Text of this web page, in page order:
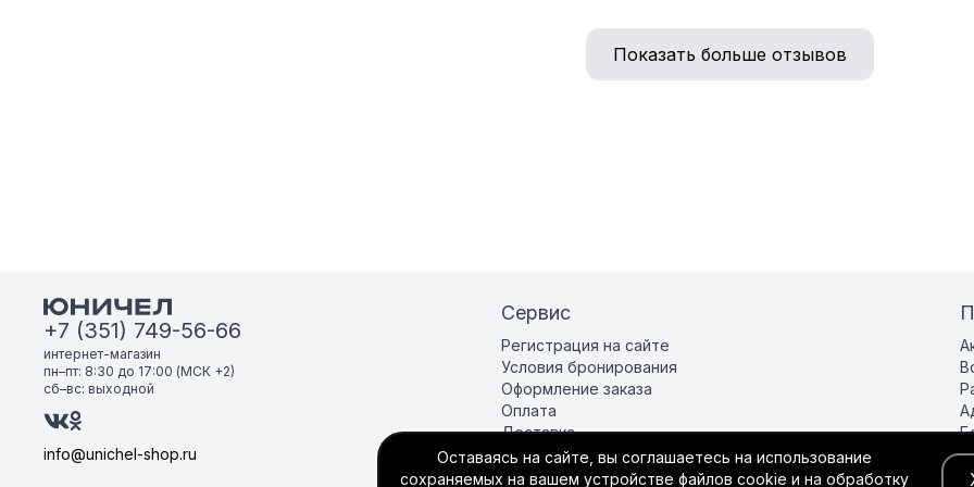
Показать больше отзывов
+7 (351) 749-56-66
интернет-магазин
пн–пт: 8:30 до 17:00 (МСК +2)
сб–вс: выходной
info@unichel-shop.ru
Сервис
Регистрация на сайте
Условия бронирования
Оформление заказа
Оплата
Доставка
Подарочная карта
Гарантия и возврат
Оставаясь на сайте, вы соглашаетесь на использование
сохраняемых на вашем устройстве файлов cookie и на обработку